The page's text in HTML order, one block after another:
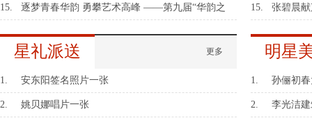
演
15. 逐梦青春华韵 勇攀艺术高峰 ——第九届“华韵之 女性
15. 张碧晨
星礼派送 更多
1. 安东阳签名照片一张
2. 姚贝娜唱片一张
明星
1. 孙俪初
流
2. 李光洁